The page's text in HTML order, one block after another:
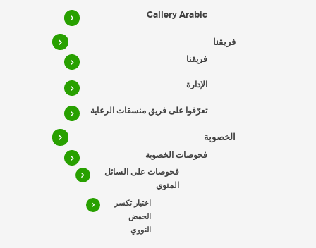
Gallery Arabic
فريقنا
فريقنا
الإدارة
تعرّفوا على فريق منسقات الرعاية
الخصوبة
فحوصات الخصوبة
فحوصات على السائل
المنوي
اختبار تكسر
الحمض
النووي